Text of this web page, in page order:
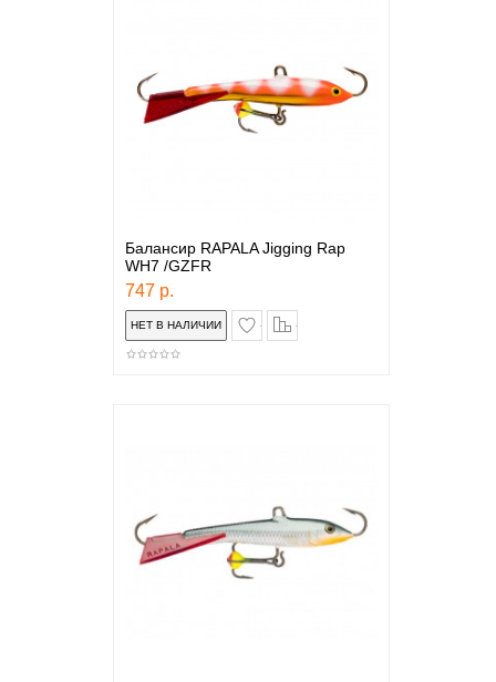
Балансир RAPALA Jigging Rap
WH7 /GZFR
747 р.
в закладки